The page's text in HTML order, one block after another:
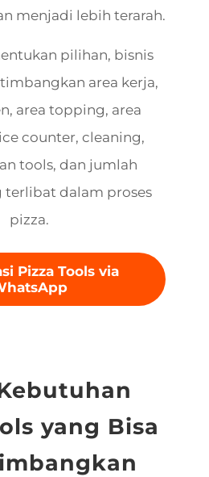
menjadi lebih terarah.
pilihan, bisnis
area kerja,
area topping, area
counter, cleaning,
tools, dan jumlah
terlibat dalam proses
pizza.
Pizza Tools via
yang Bisa